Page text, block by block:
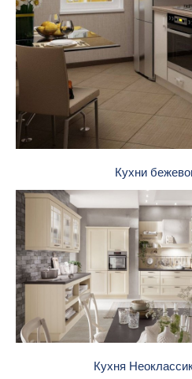
Кухни
Кухня